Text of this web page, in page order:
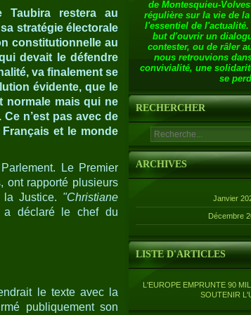
Taubira restera au
stratégie électorale
constitutionnelle au
devait le défendre
va finalement se
évidente, que le
normale mais qui ne
n’est pas avec de
et le monde
Le Premier
ont rapporté plusieurs
Justice. "Christiane
a déclaré le chef du
le texte avec la
publiquement son
de Montesquieu-
régulière sur la vie de
l'essentiel de
but d'ouvrir un
contester, ou de râler
nous retrouvions
convivialité, une
se
RECHERCHER
ARCHIVES
Janvier
Décembre
LISTE D'ARTICLES
L'EUROPE EMPRUNTE 90
SOUTENIR